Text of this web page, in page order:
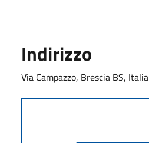
Indirizzo
Via Campazzo, Brescia BS, Italia